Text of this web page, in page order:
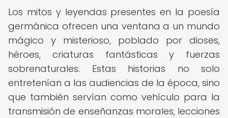
Los mitos y leyendas presentes en la poesía
germánica ofrecen una ventana a un mundo
mágico y misterioso, poblado por dioses,
héroes, criaturas fantásticas y fuerzas
sobrenaturales. Estas historias no solo
entretenían a las audiencias de la época, sino
que también servían como vehículo para la
transmisión de enseñanzas morales, lecciones